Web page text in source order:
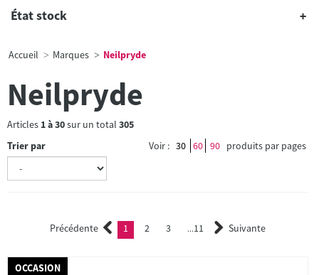
État stock
Accueil Marques Neilpryde
Neilpryde
Articles 1à30sur un total 305
Trier par
Voir : 30 60 90 produits par pages
Précédente 1 (current)
2 3 ...11 Suivante
OCCASION